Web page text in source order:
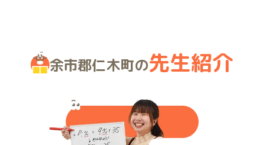
余市郡仁木町の先生紹介